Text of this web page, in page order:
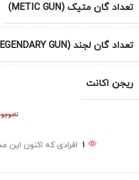
تعداد گان متیک (METIC GUN)
تعداد گان لجند (LEGENDARY GUN)
ریجن اکانت
1 افرادی که اکنون این